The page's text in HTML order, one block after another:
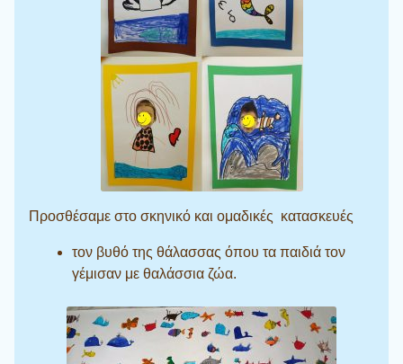
Προσθέσαμε στο σκηνικό και ομαδικές κατασκευές
τον βυθό της θάλασσας όπου τα παιδιά τον
γέμισαν με θαλάσσια ζώα.